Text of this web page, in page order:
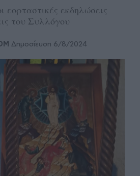
εκδηλώσεις
του Συλλόγου
Δημοσίευση 6/8/2024